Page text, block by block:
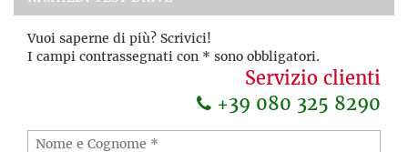
Vuoi saperne di più? Scrivici!
I campi contrassegnati con * sono obbligatori.
Servizio clienti
+39 080 325 8290